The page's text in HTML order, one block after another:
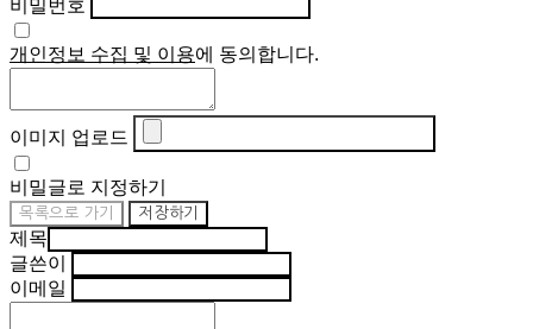
비밀번호
개인정보 수집 및 이용에 동의합니다.
이미지 업로드
비밀글로 지정하기
목록으로 가기 저장하기
제목
글쓴이
이메일